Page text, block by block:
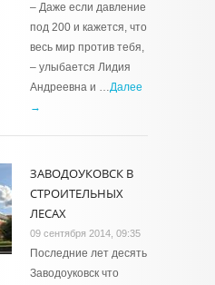
– Даже если давление
под 200 и кажется, что
весь мир против тебя,
– улыбается Лидия
Андреевна и …Далее
→
ЗАВОДОУКОВСК В
СТРОИТЕЛЬНЫХ
ЛЕСАХ
09 сентября 2014, 09:35
Последние лет десять
Заводоуковск что